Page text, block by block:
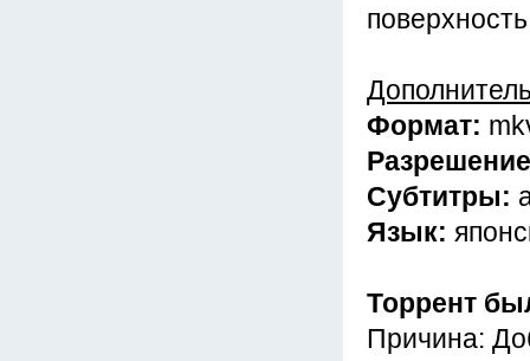
Формат:
Субтитры:
Язык:
Торрент
Причина: